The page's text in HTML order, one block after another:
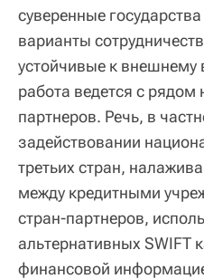
суверенные
варианты
устойчивые к внешнему
работа ведется с
партнеров. Речь, в
задействовании
третьих стран,
между кредитными
стран-партнеров,
альтернативных SWIFT
финансовой